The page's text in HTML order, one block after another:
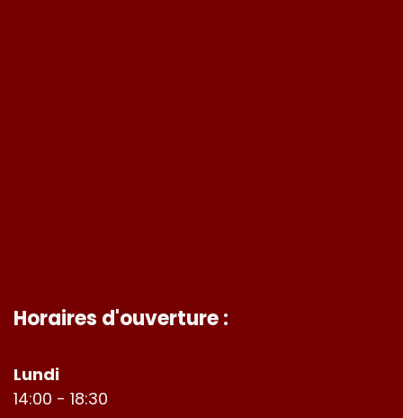
Horaires d'ouverture :
Lundi
14:00 - 18:30